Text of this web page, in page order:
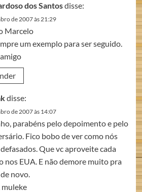
dos Santosdisse:
de 2007 às 21:29
Marcelo
um exemplo para ser seguido.
disse:
de 2007 às 14:07
parabéns pelo depoimento e pelo
Fico bobo de ver como nós
Que vc aproveite cada
nos EUA. E não demore muito pra
novo.